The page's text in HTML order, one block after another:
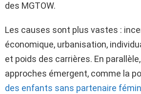
des MGTOW.
Les causes sont plus vastes :
économique, urbanisation,
et poids des carrières. En
approches émergent, comme la
des enfants sans partenaire